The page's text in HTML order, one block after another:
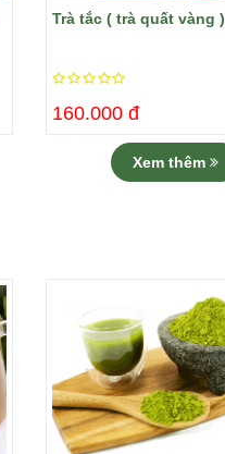
Trà tắc ( trà quất vàng )
160.000 đ
Xem thêm